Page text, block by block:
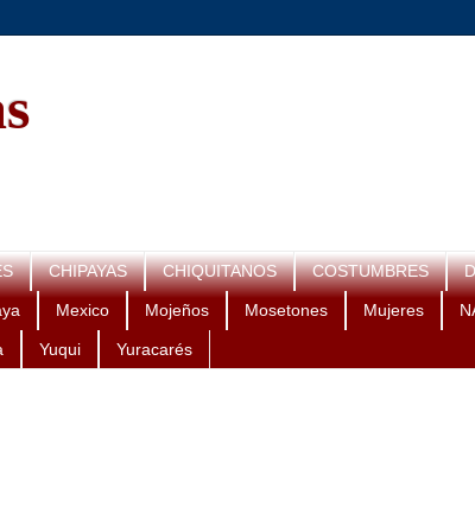
CHIPAYAS CHIQUITANOS COSTUMBRES
Mexico Mojeños Mosetones Mujeres
Yuqui Yuracarés